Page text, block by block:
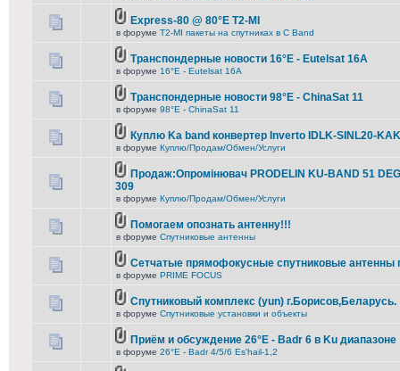
Express-80 @ 80°E T2-MI
в форуме T2-MI пакеты на спутниках в С Band
Транспондерные новости 16°E - Eutelsat 16A
в форуме 16°E - Eutelsat 16A
Транспондерные новости 98°E - ChinaSat 11
в форуме 98°E - ChinaSat 11
Куплю Ka band конвертер Inverto IDLK-SINL20-
в форуме Куплю/Продам/Обмен/Услуги
Продаж:Опромінювач PRODELIN KU-BAND 51
309
в форуме Куплю/Продам/Обмен/Услуги
Помогаем опознать антенну!!!
в форуме Спутниковые антенны
Сетчатые прямофокусные спутниковые антенны
в форуме PRIME FOCUS
Спутниковый комплекс (yun) г.Борисов,Беларусь.
в форуме Спутниковые установки и объекты
Приём и обсуждение 26°E - Badr 6 в Ku диапазоне
в форуме 26°E - Badr 4/5/6 Es'hail-1,2